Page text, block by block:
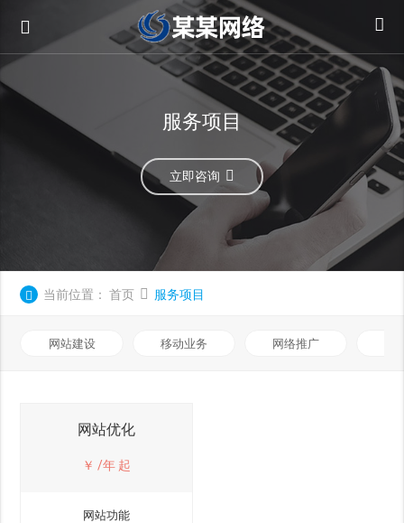
服务项目
立即咨询
当前位置： 首页 服务项目
网站建设 移动业务 网络推广
网站优化
￥ /年 起
网站功能